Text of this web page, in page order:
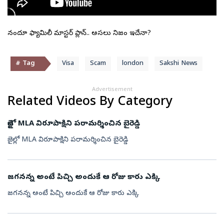
నందూస్ ఫ్యామిలీ మాస్టర్ ప్లాన్.. అసలు నిజం ఇదేనా?
# Tag Visa Scam london Sakshi News
Advertisement
Related Videos By Category
జైల్లో MLA విరూపాక్షిని పరామర్శించిన బైరెడ్డి
జైల్లో MLA విరూపాక్షిని పరామర్శించిన బైరెడ్డి
జగనన్న అంటే పిచ్చి అందుకే ఆ రోజు కారు ఎక్కి
జగనన్న అంటే పిచ్చి అందుకే ఆ రోజు కారు ఎక్కి